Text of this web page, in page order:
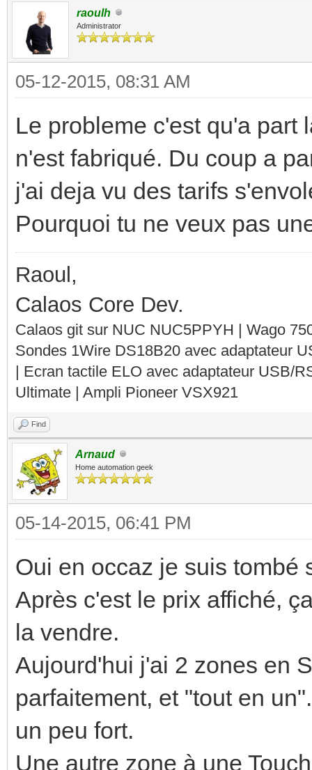
raoulh
Administrator
05-12-2015, 08:31 AM
Le probleme c'est qu'a part
n'est fabriqué. Du coup a
j'ai deja vu des tarifs
Pourquoi tu ne veux pas
Raoul,
Calaos Core Dev.
Calaos git sur NUC NUC5PPYH | Wago
Sondes 1Wire DS18B20 avec adaptateur
| Ecran tactile ELO avec adaptateur USB/
Ultimate | Ampli Pioneer VSX921
Find
Arnaud
Home automation geek
05-14-2015, 06:41 PM
Oui en occaz je suis tombé
Après c'est le prix affiché,
la vendre.
Aujourd'hui j'ai 2 zones en
parfaitement, et "tout en
un peu fort.
Une autre zone à une